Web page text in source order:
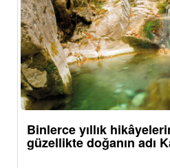
Binlerce yıllık
güzellikte doğanın adı